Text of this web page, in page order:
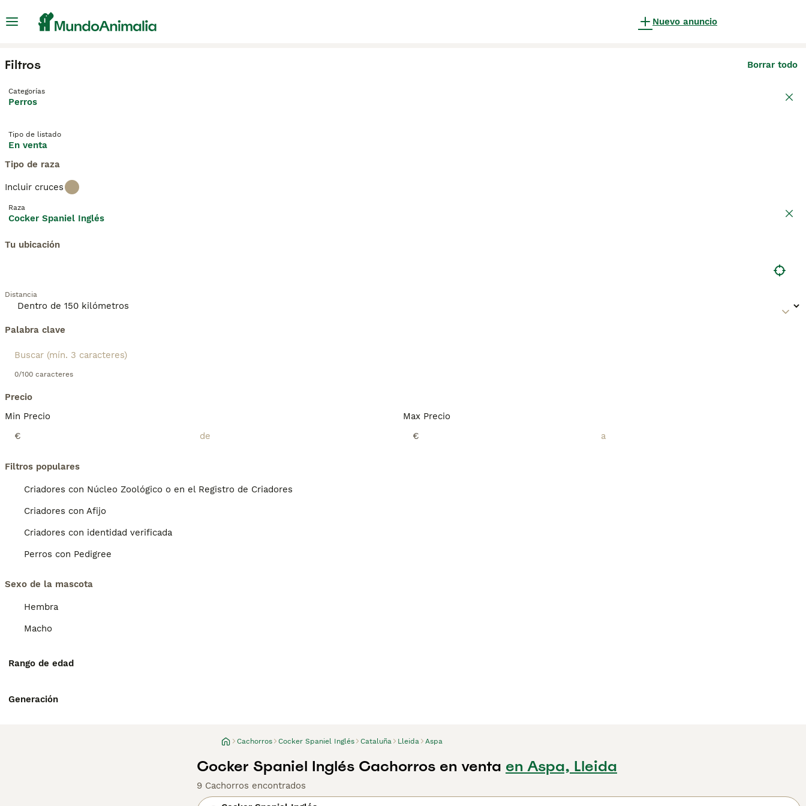
Nuevo anuncio
Filtros Borrar todo
Categorías
Perros
Tipo de listado
En venta
Tipo de raza
Incluir cruces
Raza
Cocker Spaniel Inglés
Tu ubicación
Distancia
Palabra clave
0/100 caracteres
Precio
Min Precio
€
Max Precio
€
Filtros populares
Criadores con Núcleo Zoológico o en el Registro de Criadores
Criadores con Afijo
Criadores con identidad verificada
Perros con Pedigree
Sexo de la mascota
Hembra
Macho
Rango de edad
Generación
Cachorros Cocker Spaniel Inglés Cataluña Lleida Aspa
Cocker Spaniel Inglés Cachorros en venta en Aspa, Lleida
9 Cachorros encontrados